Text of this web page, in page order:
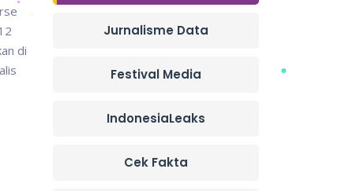
di
Jurnalisme Data
Festival Media
IndonesiaLeaks
Cek Fakta